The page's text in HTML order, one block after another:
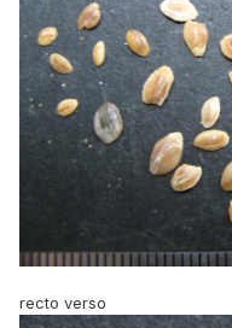
recto verso